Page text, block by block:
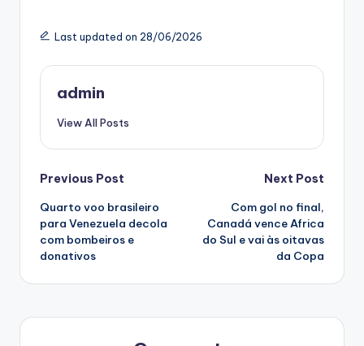
Last updated on 28/06/2026
admin
View All Posts
Post
navigation
Previous Post
Quarto voo brasileiro
para Venezuela decola
com bombeiros e
donativos
Next Post
Com gol no final,
Canadá vence Africa
do Sul e vai às oitavas
da Copa